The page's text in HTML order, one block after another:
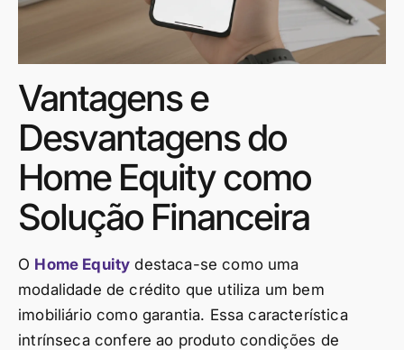
Vantagens e
Desvantagens do
Home Equity como
Solução Financeira
O Home Equity destaca-se como uma
modalidade de crédito que utiliza um bem
imobiliário como garantia. Essa característica
intrínseca confere ao produto condições de